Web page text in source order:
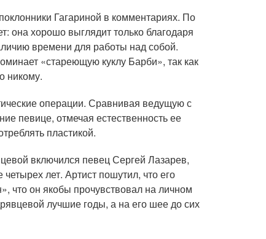
Гагариной в комментариях. По
она хорошо выглядит только благодаря
времени для работы над собой.
«стареющую куклу Барби», так как
никому.
операции. Сравнивая ведущую с
певице, отмечая естественность ее
пластикой.
включился певец Сергей Лазарев,
лет. Артист пошутил, что его
что он якобы прочувствовал на личном
лучшие годы, а на его шее до сих